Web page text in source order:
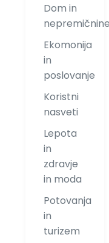
Dom in
Ekomonija
in
poslovanje
Koristni
nasveti
Lepota
in
zdravje
in moda
Potovanja
in
turizem